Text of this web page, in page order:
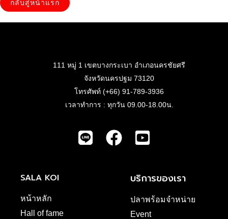
กลับสู่หน้าแรก
111 หมู่ 1 เขตบางกระเบา อำเภอนครชัยศรี
จังหวัดนครปฐม 73120
โทรศัพท์ (+66) 91-789-3936
เวลาทำการ : ทุกวัน 09.00-18.00น.
SALA KOI
หน้าหลัก
Hall of fame
บริการของเรา
ปลาพร้อมจำหน่าย
Event